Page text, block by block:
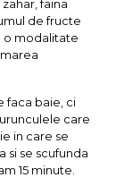
faina
de fructe
o modalitate
faca baie, ci
care
in care se
si se scufunda
15 minute.